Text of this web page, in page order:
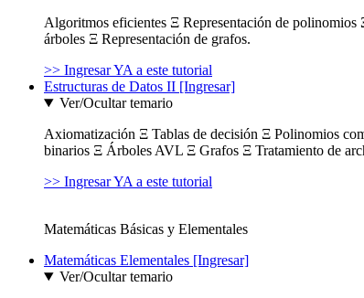
Algoritmos eficientes Ξ Representación de
árboles Ξ Representación de grafos.
>> Ingresar YA a este tutorial
Estructuras de Datos II [Ingresar]
Ver/Ocultar temario
Axiomatización Ξ Tablas de decisión Ξ Polinomios
binarios Ξ Árboles AVL Ξ Grafos Ξ Tratamiento de
>> Ingresar YA a este tutorial
Matemáticas Básicas y Elementales
Matemáticas Elementales [Ingresar]
Ver/Ocultar temario